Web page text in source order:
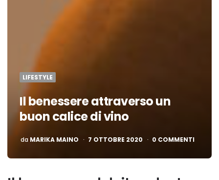
LIFESTYLE
Il benessere attraverso un
buon calice di vino
PUBBLICATO
da MARIKA MAINO 7 OTTOBRE 2020 0 COMMENTI